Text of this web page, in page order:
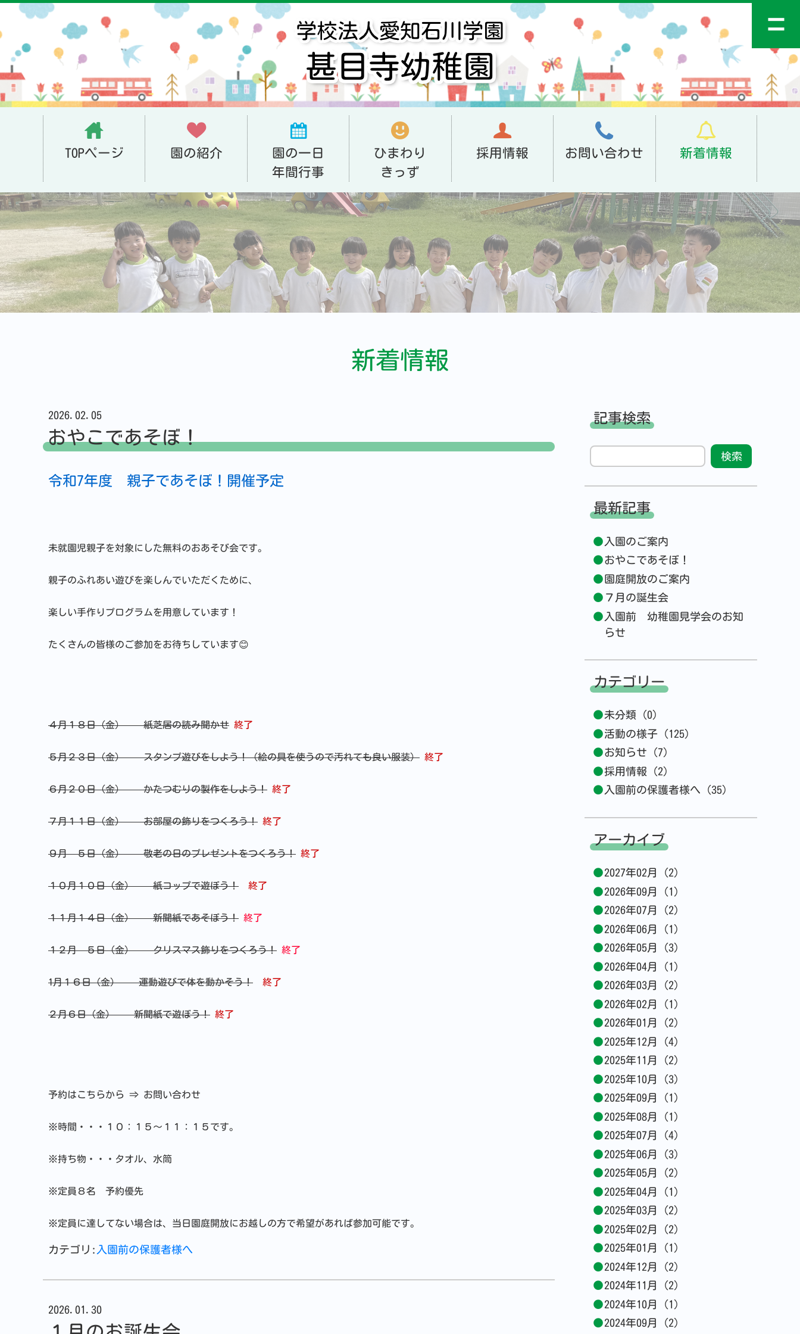
TOPページ 園の紹介
園の一日
年間行事
ひまわり
きっず
採用情報 お問い合わせ 新着情報
新着情報
2026.02.05
おやこであそぼ！
令和7年度 親子であそぼ！開催予定
未就園児親子を対象にした無料のおあそび会です。
親子のふれあい遊びを楽しんでいただくために、
楽しい手作りプログラムを用意しています！
たくさんの皆様のご参加をお待ちしています😊
４月１８日（金） 紙芝居の読み聞かせ 終了
５月２３日（金） スタンプ遊びをしよう！（絵の具を使うので汚れても良い服装） 終了
６月２０日（金） かたつむりの製作をしよう！ 終了
７月１１日（金）お部屋の飾りをつくろう！ 終了
９月 ５日（金） 敬老の日のプレゼントをつくろう！ 終了
１０月１０日（金） 紙コップで遊ぼう！ 終了
１１月１４日（金） 新聞紙であそぼう！ 終了
１２月 ５日（金） クリスマス飾りをつくろう！ 終了
1月１６日（金） 運動遊びで体を動かそう！ 終了
２月６日（金） 新聞紙で遊ぼう！ 終了
予約はこちらから ⇒ お問い合わせ
※時間・・・１０：１５～１１：１５です。
※持ち物・・・タオル、水筒
※定員８名 予約優先
※定員に達してない場合は、当日園庭開放にお越しの方で希望があれば参加可能です。
カテゴリ: 入園前の保護者様へ
2026.01.30
記事検索
最新記事
入園のご案内
おやこであそぼ！
園庭開放のご案内
７月の誕生会
入園前 幼稚園見学会のお知
らせ
カテゴリー
未分類 (0)
活動の様子 (125)
お知らせ (7)
採用情報 (2)
入園前の保護者様へ (35)
アーカイブ
2027年02月 (2)
2026年09月 (1)
2026年07月 (2)
2026年06月 (1)
2026年05月 (3)
2026年04月 (1)
2026年03月 (2)
2026年02月 (1)
2026年01月 (2)
2025年12月 (4)
2025年11月 (2)
2025年10月 (3)
2025年09月 (1)
2025年08月 (1)
2025年07月 (4)
2025年06月 (3)
2025年05月 (2)
2025年04月 (1)
2025年03月 (2)
2025年02月 (2)
2025年01月 (1)
2024年12月 (2)
2024年11月 (2)
2024年10月 (1)
2024年09月 (2)